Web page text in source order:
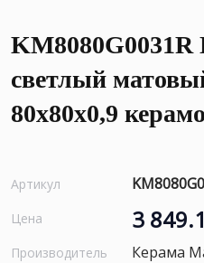
светлый
80x80x0,9
Артикул
Цена 3
Производитель Керама